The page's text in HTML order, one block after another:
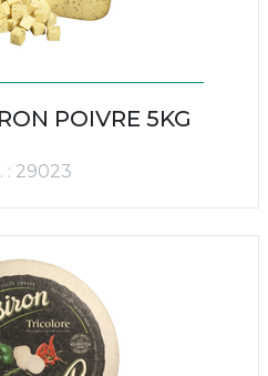
POIVRE 5KG
: 29023